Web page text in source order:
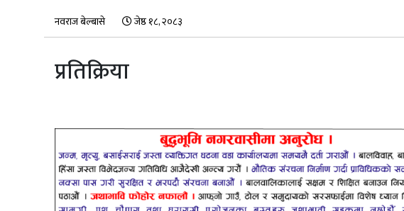
नवराज बेल्बासे जेष्ठ १८, २०८३
प्रतिक्रिया